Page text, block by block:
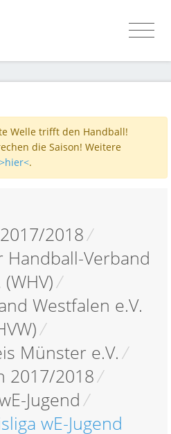
Welle trifft den Handball!
die Saison! Weitere
>hier<.
2018/
Handball-Verband
(WHV)/
Westfalen e.V.
/
Münster e.V./
2017/2018/
Jugend/
wE-Jugend